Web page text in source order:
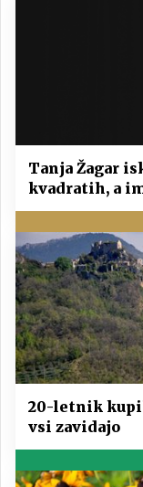
Tanja Žagar
kvadratih, a
potrebuje
20-letnik
vsi zavidajo